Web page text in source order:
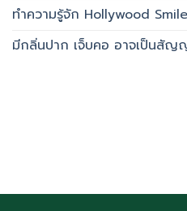
ทำความรู้จัก Hollywood
มีกลิ่นปาก เจ็บคอ อาจเป็นสั